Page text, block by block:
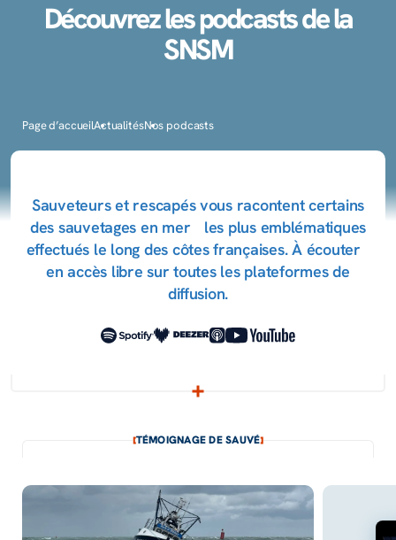
Découvrez les podcasts de la
SNSM
Page d’accueilActualitésNos podcasts
Sauve­teurs et resca­pés vous racontent certains
des sauve­tages en mer les plus emblé­ma­tiques
effec­tués le long des côtes françaises. À écou­ter
en accès libre sur toutes les plate­formes de
diffu­sion.
TÉMOIGNAGE DE SAUVÉ